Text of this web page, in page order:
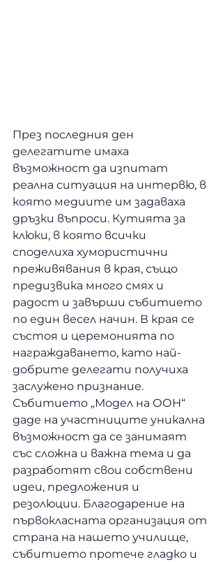
През последния ден
делегатите имаха
възможност да изпитат
реална ситуация на интервю, в
която медиите им задаваха
дръзки въпроси. Кутията за
клюки, в която всички
споделиха хумористични
преживявания в края, също
предизвика много смях и
радост и завърши събитието
по един весел начин. В края се
състоя и церемонията по
награждаването, като най-
добрите делегати получиха
заслужено признание.
Събитието „Модел на ООН“
даде на участниците уникална
възможност да се занимаят
със сложна и важна тема и да
разработят свои собствени
идеи, предложения и
резолюции. Благодарение на
първокласната организация от
страна на нашето училище,
събитието протече гладко и